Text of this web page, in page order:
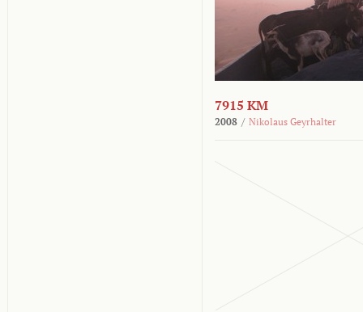
7915 KM
2008 / Nikolaus Geyrhalter